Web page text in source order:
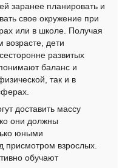
заранее планировать и
свое окружение при
или в школе. Получая
возрасте, дети
развитых
баланс и
так и в
доставить массу
они должны
юными
присмотром взрослых.
обучают